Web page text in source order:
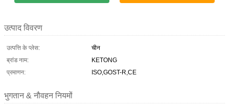
उत्पाद विवरण
उत्पत्ति के प्लेस:
चीन
ब्रांड नाम:
KETONG
प्रमाणन:
ISO,GOST-R,CE
भुगतान & नौवहन नियमों